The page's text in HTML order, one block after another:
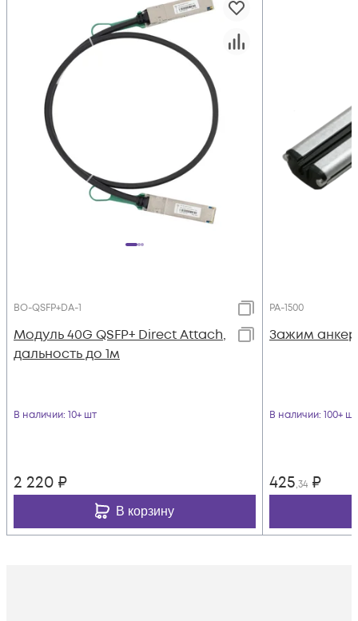
BO-QSFP+DA-1
Модуль 40G QSFP+ Direct Attach,
дальность до 1м
В наличии: 10+ шт
2 220 ₽
В корзину
PA-1500
Зажим
В наличии: 100+ шт
425,34 ₽